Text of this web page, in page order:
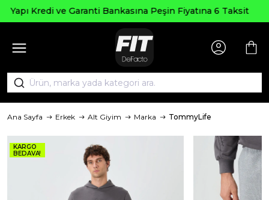
Fiyatına 6 Taksit
Ana Sayfa Erkek Alt Giyim Marka TommyLife
KARGO
BEDAVA!